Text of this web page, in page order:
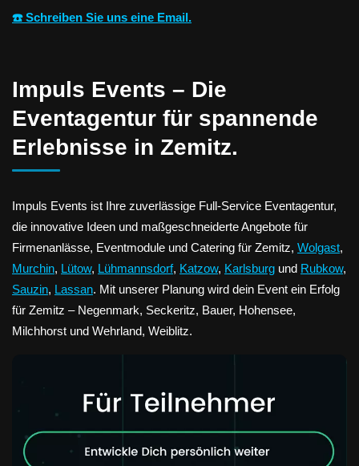
☎️ Schreiben Sie uns eine Email.
Impuls Events – Die
Eventagentur für spannende
Erlebnisse in Zemitz.
Impuls Events ist Ihre zuverlässige Full-Service Eventagentur,
die innovative Ideen und maßgeschneiderte Angebote für
Firmenanlässe, Eventmodule und Catering für Zemitz, Wolgast,
Murchin, Lütow, Lühmannsdorf, Katzow, Karlsburg und Rubkow,
Sauzin, Lassan. Mit unserer Planung wird dein Event ein Erfolg
für Zemitz – Negenmark, Seckeritz, Bauer, Hohensee,
Milchhorst und Wehrland, Weiblitz.